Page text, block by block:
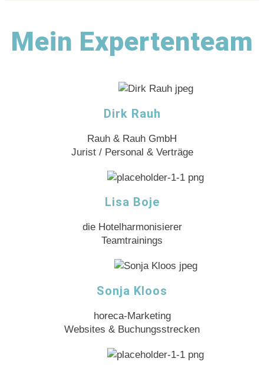
Mein Expertenteam
Dirk Rauh
Rauh & Rauh GmbH
Jurist / Personal & Verträge
Lisa Boje
die Hotelharmonisierer
Teamtrainings
Sonja Kloos
horeca-Marketing
Websites & Buchungsstrecken